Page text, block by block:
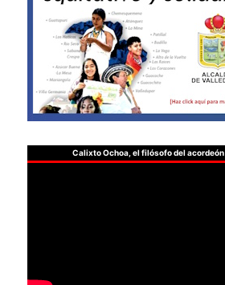
Calixto Ochoa, el filósofo del acordeón